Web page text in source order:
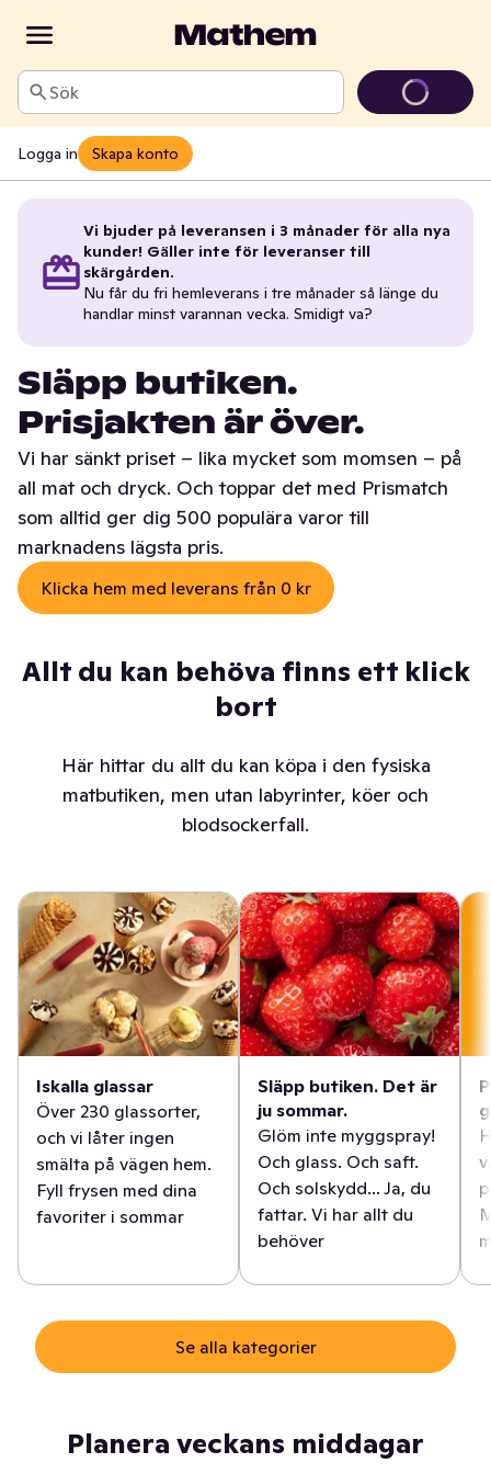
Sök
Logga in Skapa konto
Vi bjuder på leveransen i 3 månader för alla nya
kunder! Gäller inte för leveranser till
skärgården.
Nu får du fri hemleverans i tre månader så länge du
handlar minst varannan vecka. Smidigt va?
Släpp butiken.
Prisjakten är över.
Vi har sänkt priset – lika mycket som momsen – på
all mat och dryck. Och toppar det med Prismatch
som alltid ger dig 500 populära varor till
marknadens lägsta pris.
Klicka hem med leverans från 0 kr
Allt du kan behöva finns ett klick
bort
Här hittar du allt du kan köpa i den fysiska
matbutiken, men utan labyrinter, köer och
blodsockerfall.
Iskalla glassar
Över 230 glassorter,
och vi låter ingen
smälta på vägen hem.
Fyll frysen med dina
favoriter i sommar
Släpp butiken. Det är
ju sommar.
Glöm inte myggspray!
Och glass. Och saft.
Och solskydd... Ja, du
fattar. Vi har allt du
behöver
Se alla kategorier
Planera veckans middagar